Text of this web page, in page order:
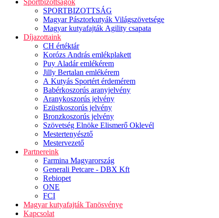
Sportbizottságok
SPORTBIZOTTSÁG
Magyar Pásztorkutyák Világszövetsége
Magyar kutyafajták Agility csapata
Díjazottaink
CH értéktár
Korózs András emlékplakett
Puy Aladár emlékérem
Jilly Bertalan emlékérem
A Kutyás Sportért érdemérem
Babérkoszorús aranyjelvény
Aranykoszorús jelvény
Ezüstkoszorús jelvény
Bronzkoszorús jelvény
Szövetség Elnöke Elismerő Oklevél
Mestertenyésztő
Mestervezető
Partnereink
Farmina Magyarország
Generali Petcare - DBX Kft
Rebiopet
ONE
FCI
Magyar kutyafajták Tanösvénye
Kapcsolat